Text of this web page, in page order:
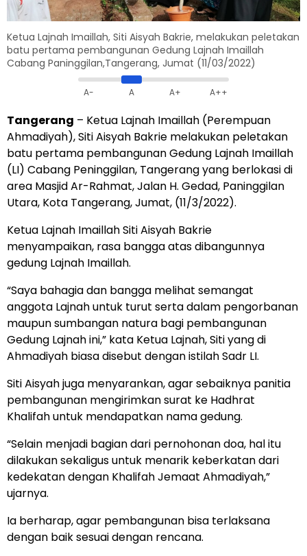
Ketua Lajnah Imaillah, Siti Aisyah Bakrie, melakukan peletakan
batu pertama pembangunan Gedung Lajnah Imaillah
Cabang Paninggilan,Tangerang, Jumat (11/03/2022)
A- A A+ A++
Tangerang – Ketua Lajnah Imaillah (Perempuan
Ahmadiyah), Siti Aisyah Bakrie melakukan peletakan
batu pertama pembangunan Gedung Lajnah Imaillah
(LI) Cabang Peninggilan, Tangerang yang berlokasi di
area Masjid Ar-Rahmat, Jalan H. Gedad, Paninggilan
Utara, Kota Tangerang, Jumat, (11/3/2022).
Ketua Lajnah Imaillah Siti Aisyah Bakrie
menyampaikan, rasa bangga atas dibangunnya
gedung Lajnah Imaillah.
“Saya bahagia dan bangga melihat semangat
anggota Lajnah untuk turut serta dalam pengorbanan
maupun sumbangan natura bagi pembangunan
Gedung Lajnah ini,” kata Ketua Lajnah, Siti yang di
Ahmadiyah biasa disebut dengan istilah Sadr LI.
Siti Aisyah juga menyarankan, agar sebaiknya panitia
pembangunan mengirimkan surat ke Hadhrat
Khalifah untuk mendapatkan nama gedung.
“Selain menjadi bagian dari pernohonan doa, hal itu
dilakukan sekaligus untuk menarik keberkatan dari
kedekatan dengan Khalifah Jemaat Ahmadiyah,”
ujarnya.
Ia berharap, agar pembangunan bisa terlaksana
dengan baik sesuai dengan rencana.